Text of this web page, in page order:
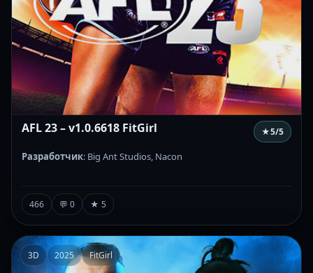
AFL 23 – v1.0.6618 FitGirl ★5/5
Разработчик: Big Ant Studios, Nacon
466 💬 0 ★ 5
3D 2025 FitGirl